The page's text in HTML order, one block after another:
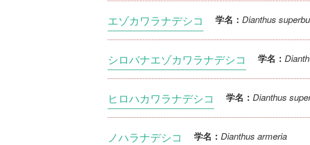
エゾカワラナデシコ 学名： Dianthus
シロバナエゾカワラナデシコ 学名：
ヒロハカワラナデシコ 学名： Dianthus
ノハラナデシコ 学名： Dianthus armeria